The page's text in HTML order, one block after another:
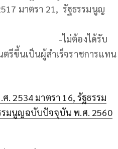
มาตรา 21, รัฐธรรมนูญ
รับ
รีขึ้นเป็นผู้สําเร็จราชการแทน
มาตรา 10)
2534 มาตรา 16, รัฐธรรม
รมนูญฉบับปัจจุบัน พ.ศ. 2560